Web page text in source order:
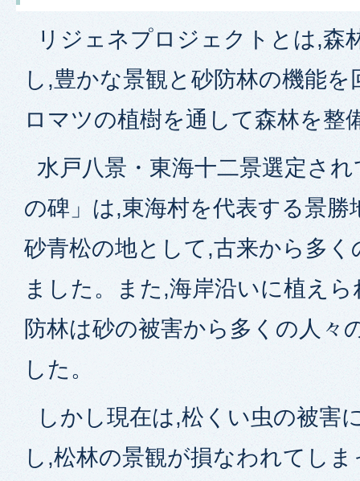
リジェネプロジェクトとは,森
し,豊かな景観と砂防林の機能
ロマツの植樹を通して森林を整
水戸八景・東海十二景選定さ
の碑」は,東海村を代表する景勝
砂青松の地として,古来から多
ました。また,海岸沿いに植え
防林は砂の被害から多くの人々
した。
しかし現在は,松くい虫の被害
し,松林の景観が損なわれてし